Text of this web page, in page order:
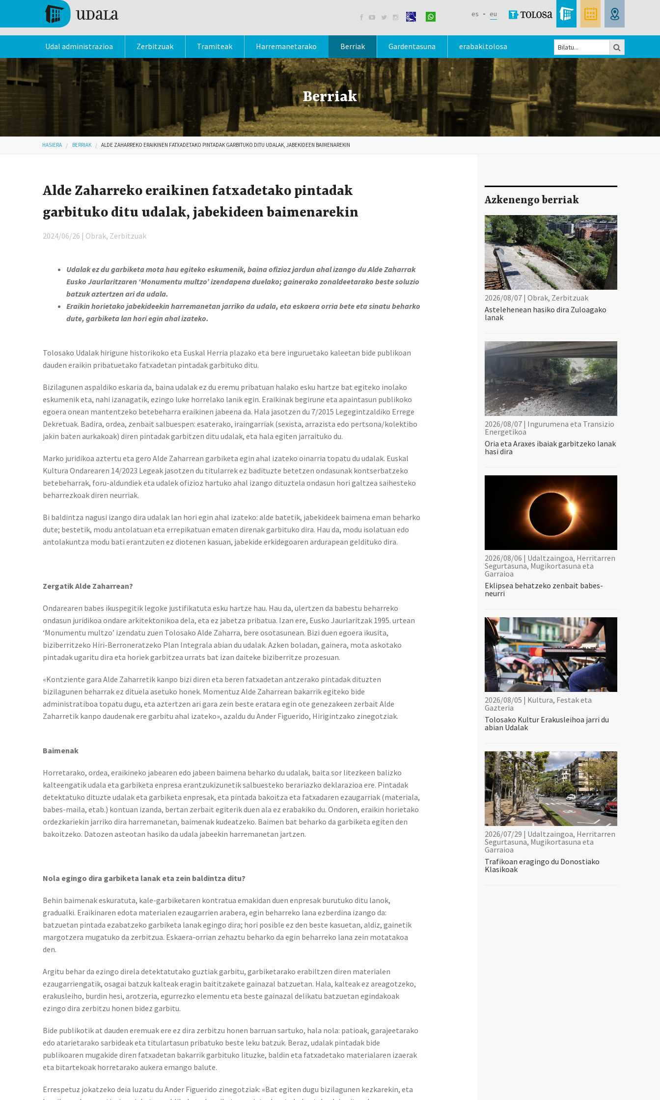
Skip to main content
    es eu
Udal administrazioa Zerbitzuak Tramiteak Harremanetarako Berriak Gardentasuna erabaki.tolosa
Bilaketa
formularioa
Berriak
Hemen zaude
HASIERA BERRIAK ALDE ZAHARREKO ERAIKINEN FATXADETAKO PINTADAK GARBITUKO DITU UDALAK, JABEKIDEEN BAIMENAREKIN
Alde Zaharreko eraikinen fatxadetako pintadak
garbituko ditu udalak, jabekideen baimenarekin
2024/06/26 | Obrak, Zerbitzuak
Udalak ez du garbiketa mota hau egiteko eskumenik, baina ofizioz jardun ahal izango du Alde Zaharrak
Eusko Jaurlaritzaren ‘Monumentu multzo’ izendapena duelako; gainerako zonaldeetarako beste soluzio
batzuk aztertzen ari da udala.
Eraikin horietako jabekideekin harremanetan jarriko da udala, eta eskaera orria bete eta sinatu beharko
dute, garbiketa lan hori egin ahal izateko.
Tolosako Udalak hirigune historikoko eta Euskal Herria plazako eta bere inguruetako kaleetan bide publikoan
dauden eraikin pribatuetako fatxadetan pintadak garbituko ditu.
Bizilagunen aspaldiko eskaria da, baina udalak ez du eremu pribatuan halako esku hartze bat egiteko inolako
eskumenik eta, nahi izanagatik, ezingo luke horrelako lanik egin. Eraikinak begirune eta apaintasun publikoko
egoera onean mantentzeko betebeharra eraikinen jabeena da. Hala jasotzen du 7/2015 Legegintzaldiko Errege
Dekretuak. Badira, ordea, zenbait salbuespen: esaterako, iraingarriak (sexista, arrazista edo pertsona/kolektibo
jakin baten aurkakoak) diren pintadak garbitzen ditu udalak, eta hala egiten jarraituko du.
Marko juridikoa aztertu eta gero Alde Zaharrean garbiketa egin ahal izateko oinarria topatu du udalak. Euskal
Kultura Ondarearen 14/2023 Legeak jasotzen du titularrek ez badituzte betetzen ondasunak kontserbatzeko
betebeharrak, foru-aldundiek eta udalek ofizioz hartuko ahal izango dituztela ondasun hori galtzea saihesteko
beharrezkoak diren neurriak.
Bi baldintza nagusi izango dira udalak lan hori egin ahal izateko: alde batetik, jabekideek baimena eman beharko
dute; bestetik, modu antolatuan eta errepikatuan ematen direnak garbituko dira. Hau da, modu isolatuan edo
antolakuntza modu bati erantzuten ez diotenen kasuan, jabekide erkidegoaren ardurapean geldituko dira.
Zergatik Alde Zaharrean?
Ondarearen babes ikuspegitik legoke justifikatuta esku hartze hau. Hau da, ulertzen da babestu beharreko
ondasun juridikoa ondare arkitektonikoa dela, eta ez jabetza pribatua. Izan ere, Eusko Jaurlaritzak 1995. urtean
‘Monumentu multzo’ izendatu zuen Tolosako Alde Zaharra, bere osotasunean. Bizi duen egoera ikusita,
biziberritzeko Hiri-Berroneratzeko Plan Integrala abian du udalak. Azken boladan, gainera, mota askotako
pintadak ugaritu dira eta horiek garbitzea urrats bat izan daiteke biziberritze prozesuan.
«Kontziente gara Alde Zaharretik kanpo bizi diren eta beren fatxadetan antzerako pintadak dituzten
bizilagunen beharrak ez dituela asetuko honek. Momentuz Alde Zaharrean bakarrik egiteko bide
administratiboa topatu dugu, eta aztertzen ari gara zein beste eratara egin ote genezakeen zerbait Alde
Zaharretik kanpo daudenak ere garbitu ahal izateko», azaldu du Ander Figuerido, Hirigintzako zinegotziak.
Baimenak
Horretarako, ordea, eraikineko jabearen edo jabeen baimena beharko du udalak, baita sor litezkeen balizko
kalteengatik udala eta garbiketa enpresa erantzukizunetik salbuesteko berariazko deklarazioa ere. Pintadak
detektatuko dituzte udalak eta garbiketa enpresak, eta pintada bakoitza eta fatxadaren ezaugarriak (materiala,
babes-maila, etab.) kontuan izanda, bertan zerbait egiterik duen ala ez erabakiko du. Ondoren, eraikin horietako
ordezkariekin jarriko dira harremanetan, baimenak kudeatzeko. Baimen bat beharko da garbiketa egiten den
bakoitzeko. Datozen asteotan hasiko da udala jabeekin harremanetan jartzen.
Nola egingo dira garbiketa lanak eta zein baldintza ditu?
Behin baimenak eskuratuta, kale-garbiketaren kontratua emakidan duen enpresak burutuko ditu lanok,
gradualki. Eraikinaren edota materialen ezaugarrien arabera, egin beharreko lana ezberdina izango da:
batzuetan pintada ezabatzeko garbiketa lanak egingo dira; hori posible ez den beste kasuetan, aldiz, gainetik
margotzera mugatuko da zerbitzua. Eskaera-orrian zehaztu beharko da egin beharreko lana zein motatakoa
den.
Argitu behar da ezingo direla detektatutako guztiak garbitu, garbiketarako erabiltzen diren materialen
ezaugarriengatik, osagai batzuk kalteak eragin baititzakete gainazal batzuetan. Hala, kalteak ez areagotzeko,
erakusleiho, burdin hesi, arotzeria, egurrezko elementu eta beste gainazal delikatu batzuetan egindakoak
ezingo dira zerbitzu honen bidez garbitu.
Bide publikotik at dauden eremuak ere ez dira zerbitzu honen barruan sartuko, hala nola: patioak, garajeetarako
edo atarietarako sarbideak eta titulartasun pribatuko beste leku batzuk. Beraz, udalak pintadak bide
publikoaren mugakide diren fatxadetan bakarrik garbituko lituzke, baldin eta fatxadetako materialaren izaerak
eta bitartekoak horretarako aukera emango balute.
Errespetuz jokatzeko deia luzatu du Ander Figuerido zinegotziak: «Bat egiten dugu bizilagunen kezkarekin, eta
Azkenengo berriak
2026/08/07 | Obrak, Zerbitzuak
Astelehenean hasiko dira Zuloagako
lanak
2026/08/07 | Ingurumena eta Transizio
Energetikoa
Oria eta Araxes ibaiak garbitzeko lanak
hasi dira
2026/08/06 | Udaltzaingoa, Herritarren
Segurtasuna, Mugikortasuna eta
Garraioa
Eklipsea behatzeko zenbait babes-
neurri
2026/08/05 | Kultura, Festak eta
Gazteria
Tolosako Kultur Erakusleihoa jarri du
abian Udalak
2026/07/29 | Udaltzaingoa, Herritarren
Segurtasuna, Mugikortasuna eta
Garraioa
Trafikoan eragingo du Donostiako
Klasikoak